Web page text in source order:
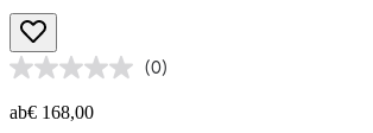
(0)
ab€ 168,00